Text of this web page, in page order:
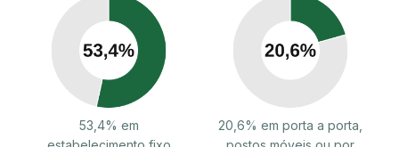
53,4% em
20,6% em porta a porta,